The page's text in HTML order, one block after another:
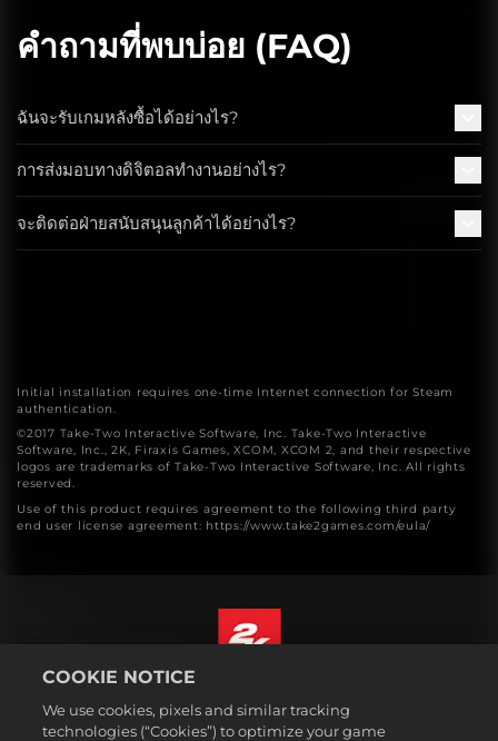
คำถามที่พบบ่อย (FAQ)
ฉันจะรับเกมหลังซื้อได้อย่างไร?
การส่งมอบทางดิจิตอลทำงานอย่างไร?
จะติดต่อฝ่ายสนับสนุนลูกค้าได้อย่างไร?
Initial installation requires one-time Internet connection for Steam
authentication.
©2017 Take-Two Interactive Software, Inc. Take-Two Interactive
Software, Inc., 2K, Firaxis Games, XCOM, XCOM 2, and their respective
logos are trademarks of Take-Two Interactive Software, Inc. All rights
reserved.
Use of this product requires agreement to the following third party
end user license agreement: https://www.take2games.com/eula/
กฎหมาย
ไทย
COOKIE NOTICE
We use cookies, pixels and similar tracking
technologies (“Cookies”) to optimize your game